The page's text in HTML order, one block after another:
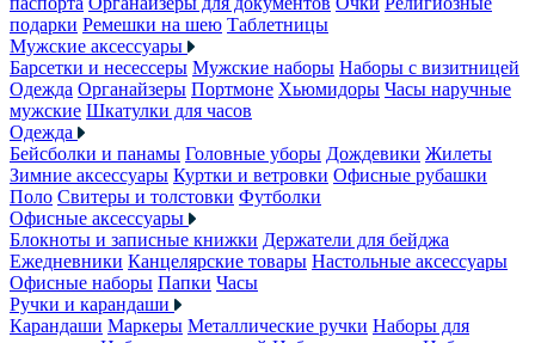
подарки Ремешки на шею Таблетницы
Мужские аксессуары
Барсетки и несессеры Мужские наборы Наборы с визитницей
Одежда Органайзеры Портмоне Хьюмидоры Часы наручные
мужские Шкатулки для часов
Одежда
Бейсболки и панамы Головные уборы Дождевики Жилеты
Зимние аксессуары Куртки и ветровки Офисные рубашки
Поло Свитеры и толстовки Футболки
Офисные аксессуары
Блокноты и записные книжки Держатели для бейджа
Ежедневники Канцелярские товары Настольные аксессуары
Офисные наборы Папки Часы
Ручки и карандаши
Карандаши Маркеры Металлические ручки Наборы для